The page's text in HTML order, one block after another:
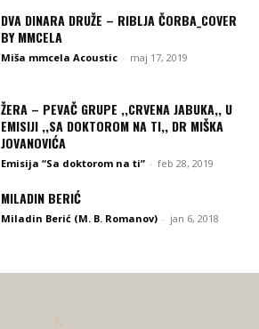
DVA DINARA DRUŽE – RIBLJA ČORBA_COVER
BY MMCELA
Miša mmcela Acoustic - maj 17, 2019
ŽERA – PEVAČ GRUPE ,,CRVENA JABUKA,, U
EMISIJI ,,SA DOKTOROM NA TI,, DR MIŠKA
JOVANOVIĆA
Emisija “Sa doktorom na ti” - feb 28, 2019
MILADIN BERIĆ
Miladin Berić (M. B. Romanov) - jan 6, 2018